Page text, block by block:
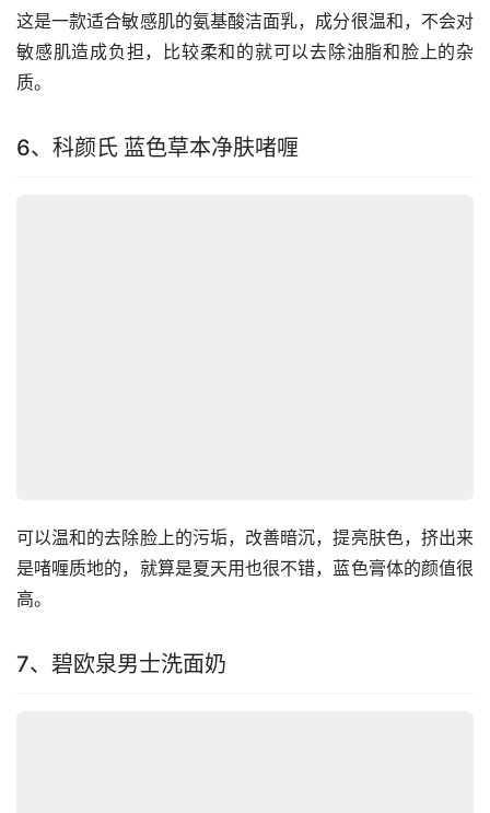
这是一款适合敏感肌的氨基酸洁面乳，成分很温和，不会对
敏感肌造成负担，比较柔和的就可以去除油脂和脸上的杂
质。
6、科颜氏 蓝色草本净肤啫喱
可以温和的去除脸上的污垢，改善暗沉，提亮肤色，挤出来
是啫喱质地的，就算是夏天用也很不错，蓝色膏体的颜值很
高。
7、碧欧泉男士洗面奶